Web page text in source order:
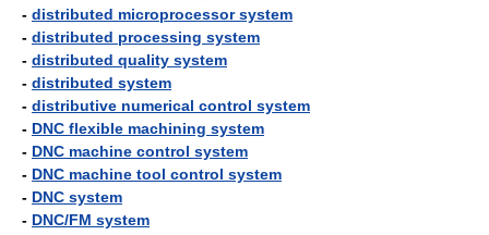
- distributed microprocessor system
- distributed processing system
- distributed quality system
- distributed system
- distributive numerical control system
- DNC flexible machining system
- DNC machine control system
- DNC machine tool control system
- DNC system
- DNC/FM system